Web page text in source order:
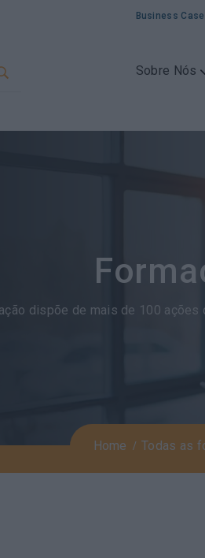
Business
Sobre Nós
dispõe de mais de 100 ações
Home Todas as